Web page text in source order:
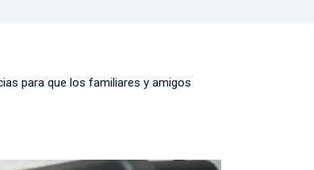
para que los familiares y amigos